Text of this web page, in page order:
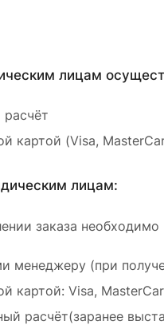
лицам
картой (Visa,
лицам:
заказа
менеджеру (при
картой: Visa,
расчёт(заранее